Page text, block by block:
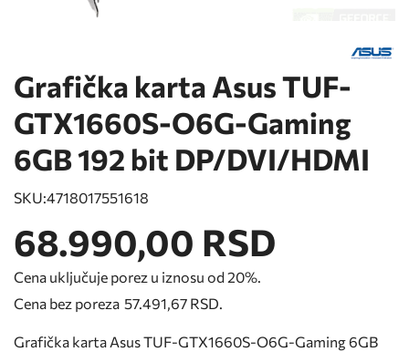
Grafička karta Asus TUF-
GTX1660S-O6G-Gaming
6GB 192 bit DP/DVI/HDMI
SKU:4718017551618
68.990,00 RSD
Cena uključuje porez u iznosu od 20%.
Cena bez poreza 57.491,67 RSD.
Grafička karta Asus TUF-GTX1660S-O6G-Gaming 6GB